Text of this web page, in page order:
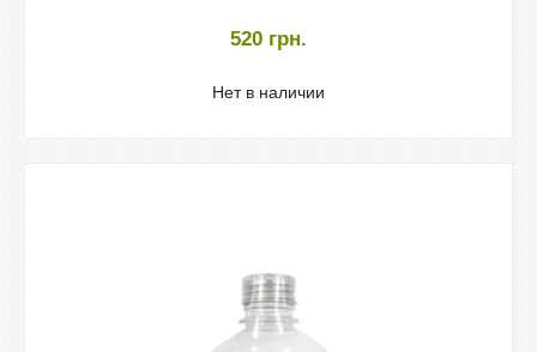
520 грн.
Нет в наличии